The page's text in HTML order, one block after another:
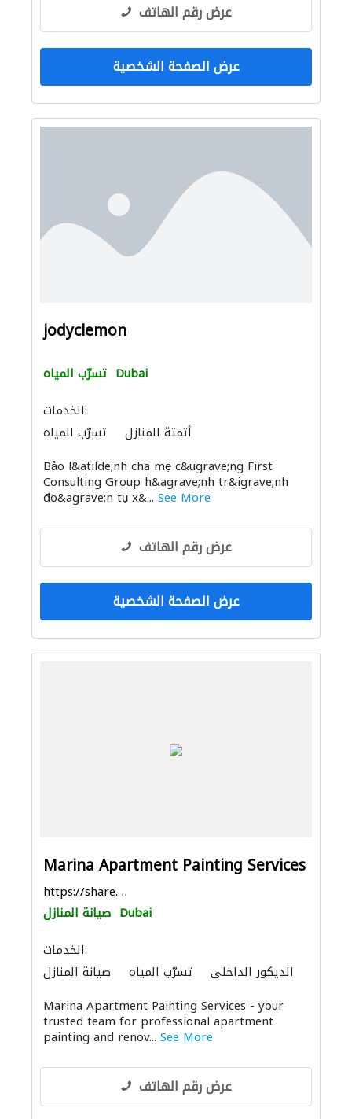
عرض رقم الهاتف
عرض الصفحة الشخصية
jodyclemon
تسرّب المياه Dubai
الخدمات:
تسرّب المياه
أتمتة المنازل
Bảo l&atilde;nh cha mẹ c&ugrave;ng First
Consulting Group h&agrave;nh tr&igrave;nh
đo&agrave;n tụ x&... See More
عرض رقم الهاتف
عرض الصفحة الشخصية
Marina Apartment Painting Services
https://share.google/inUSvUAZzALBZG9l7
صيانة المنازل Dubai
الخدمات:
صيانة المنازل
تسرّب المياه الديكور الداخلي
Marina Apartment Painting Services - your
trusted team for professional apartment
painting and renov... See More
عرض رقم الهاتف